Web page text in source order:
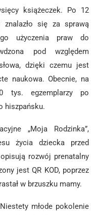
książeczek. Po 12
się za sprawą
użyczenia praw do
pod względem
dzięki czemu jest
naukowa. Obecnie, na
tys. egzemplarzy po
hiszpańsku.
„Moja Rodzinka”,
życia dziecka przed
rozwój prenatalny
jest QR KOD, poprzez
w brzuszku mamy.
młode pokolenie